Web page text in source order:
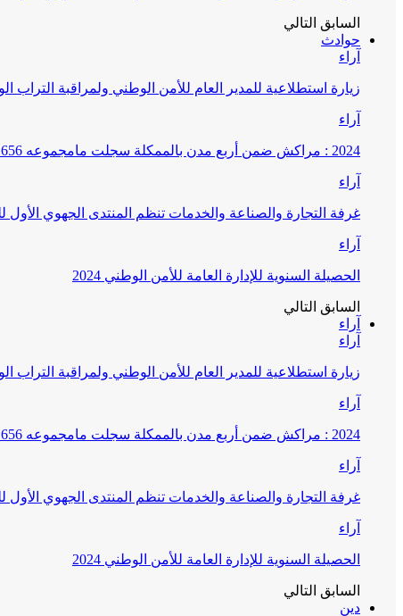
السابق التالي
حوادث
آراء
زيارة استطلاعية للمدير العام للأمن الوطني ولمراقبة التراب
آراء
2024 : مراكش ضمن أربع مدن بالممكلة سجلت مامجموعه 656 قضية تتعلق بغسيل الأموال
آراء
غرفة التجارة والصناعة والخدمات تنظم المنتدى الجهوي
آراء
الحصيلة السنوية للإدارة العامة للأمن الوطني 2024
السابق التالي
آراء
آراء
زيارة استطلاعية للمدير العام للأمن الوطني ولمراقبة التراب
آراء
2024 : مراكش ضمن أربع مدن بالممكلة سجلت مامجموعه 656 قضية تتعلق بغسيل الأموال
آراء
غرفة التجارة والصناعة والخدمات تنظم المنتدى الجهوي
آراء
الحصيلة السنوية للإدارة العامة للأمن الوطني 2024
السابق التالي
دين